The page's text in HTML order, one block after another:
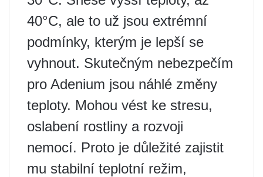
40°C, ale to už jsou extrémní
podmínky, kterým je lepší se
vyhnout. Skutečným nebezpečím
pro Adenium jsou náhlé změny
teploty. Mohou vést ke stresu,
oslabení rostliny a rozvoji
nemocí. Proto je důležité zajistit
mu stabilní teplotní režim,